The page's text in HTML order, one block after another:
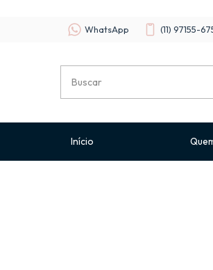
WhatsApp (11) 97155-
Início